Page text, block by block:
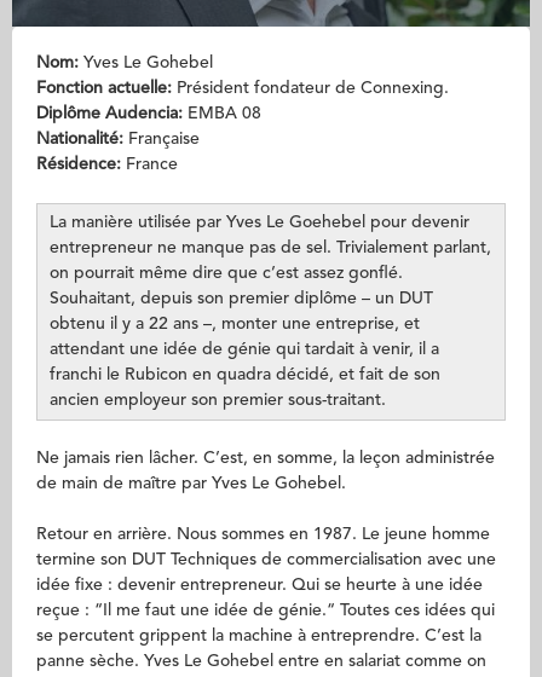
Nom: Yves Le Gohebel
Fonction actuelle: Président fondateur de Connexing.
Diplôme Audencia: EMBA 08
Nationalité: Française
Résidence: France
La manière utilisée par Yves Le Goehebel pour devenir
entrepreneur ne manque pas de sel. Trivialement parlant,
on pourrait même dire que c’est assez gonflé.
Souhaitant, depuis son premier diplôme – un DUT
obtenu il y a 22 ans –, monter une entreprise, et
attendant une idée de génie qui tardait à venir, il a
franchi le Rubicon en quadra décidé, et fait de son
ancien employeur son premier sous-traitant.
Ne jamais rien lâcher. C’est, en somme, la leçon administrée
de main de maître par Yves Le Gohebel.
Retour en arrière. Nous sommes en 1987. Le jeune homme
termine son DUT Techniques de commercialisation avec une
idée fixe : devenir entrepreneur. Qui se heurte à une idée
reçue : “Il me faut une idée de génie.“ Toutes ces idées qui
se percutent grippent la machine à entreprendre. C’est la
panne sèche. Yves Le Gohebel entre en salariat comme on